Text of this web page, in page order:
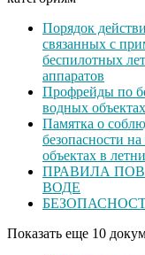
Порядок
связанных с
беспилотных
аппаратов
Профрейды по
водных объектах
Памятка о
безопасности
объектах в
ПРАВИЛА
ВОДЕ
Показать еще 10